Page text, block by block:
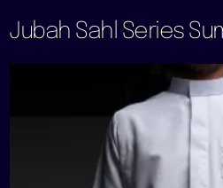
Jubah Sahl Series